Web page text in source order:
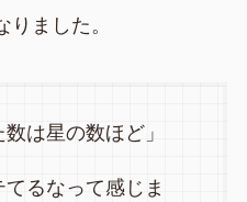
ました。
は星の数ほど」
てるなって感じま